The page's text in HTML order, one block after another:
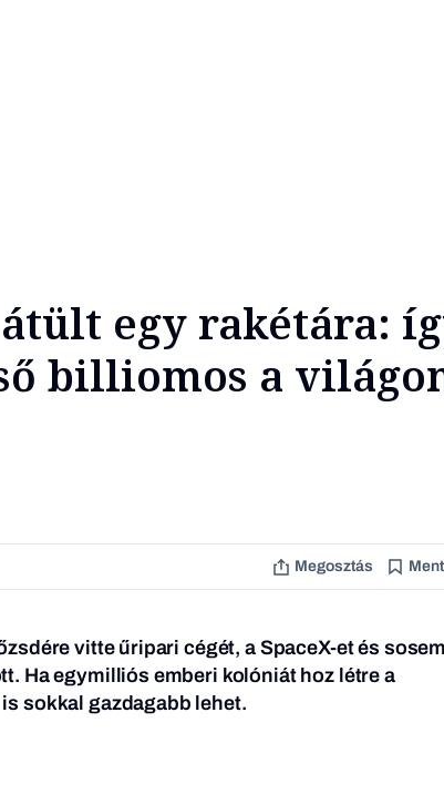
egy rakétára:
billiomos a
Megosztás
vitte űripari cégét, a SpaceX-et és sosem
Ha egymilliós emberi kolóniát hoz létre a
sokkal gazdagabb lehet.